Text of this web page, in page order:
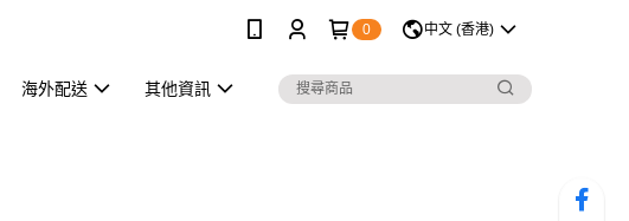
0 中文 (香港)
海外配送 其他資訊